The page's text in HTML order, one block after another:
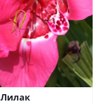
Тигридия Лилак